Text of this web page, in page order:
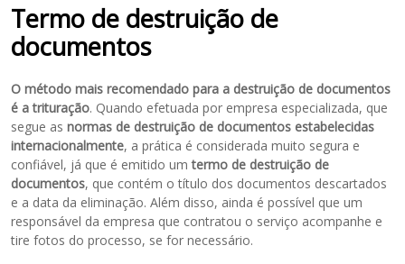
Termo de destruição de
documentos
O método mais recomendado para a destruição de documentos
é a trituração. Quando efetuada por empresa especializada, que
segue asnormas de destruição de documentos estabelecidas
internacionalmente, a prática é considerada muito segura e
confiável, já que é emitido umtermo de destruição de
documentos, que contém o título dos documentos descartados
e a data da eliminação. Além disso, ainda é possível que um
responsável da empresa que contratou o serviço acompanhe e
tire fotos do processo, se for necessário.